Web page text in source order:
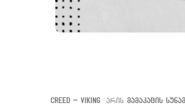
Creed – Viking არის მამაკაცის